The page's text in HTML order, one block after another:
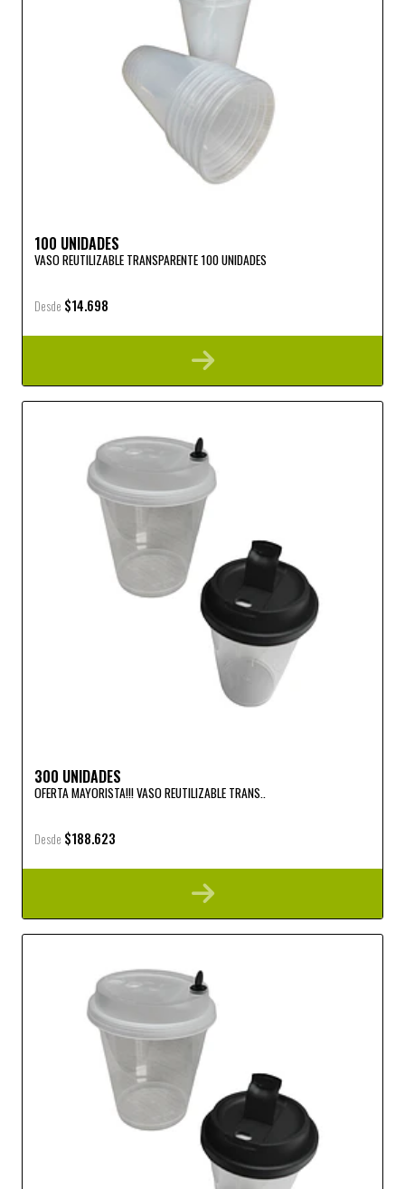
100 UNIDADES
VASO REUTILIZABLE TRANSPARENTE 100 UNIDADES
Desde $14.698
300 UNIDADES
OFERTA MAYORISTA!!! VASO REUTILIZABLE TRANS..
Desde $188.623